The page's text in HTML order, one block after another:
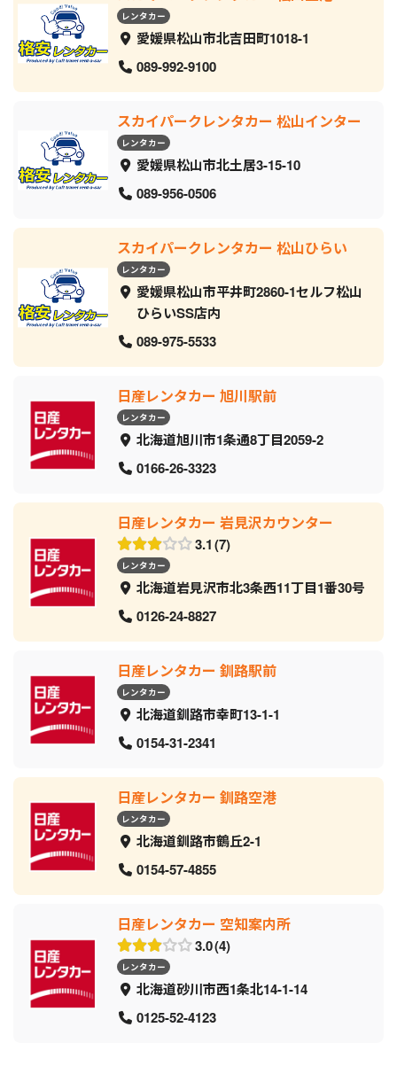
レンタカー
愛媛県松山市北吉田町1018-1
089-992-9100
スカイパークレンタカー 松山インター
レンタカー
愛媛県松山市北土居3-15-10
089-956-0506
スカイパークレンタカー 松山ひらい
レンタカー
愛媛県松山市平井町2860-1セルフ松山
ひらいSS店内
089-975-5533
日産レンタカー 旭川駅前
レンタカー
北海道旭川市1条通8丁目2059‐2
0166-26-3323
日産レンタカー 岩見沢カウンター
3.1 7
レンタカー
北海道岩見沢市北3条西11丁目1番30号
0126-24-8827
日産レンタカー 釧路駅前
レンタカー
北海道釧路市幸町13-1-1
0154-31-2341
日産レンタカー 釧路空港
レンタカー
北海道釧路市鶴丘2-1
0154-57-4855
日産レンタカー 空知案内所
3.0 4
レンタカー
北海道砂川市西1条北14-1-14
0125-52-4123